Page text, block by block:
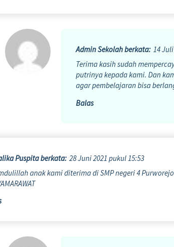
Admin Sekolahberkata: 14
Terima kasih sudah
putrinya kepada kami. Dan
agar pembelajaran bisa
Balas
Puspitaberkata: 28 Juni 2021 pukul 15:53
anak kami diterima di SMP negeri 4 Purworejo